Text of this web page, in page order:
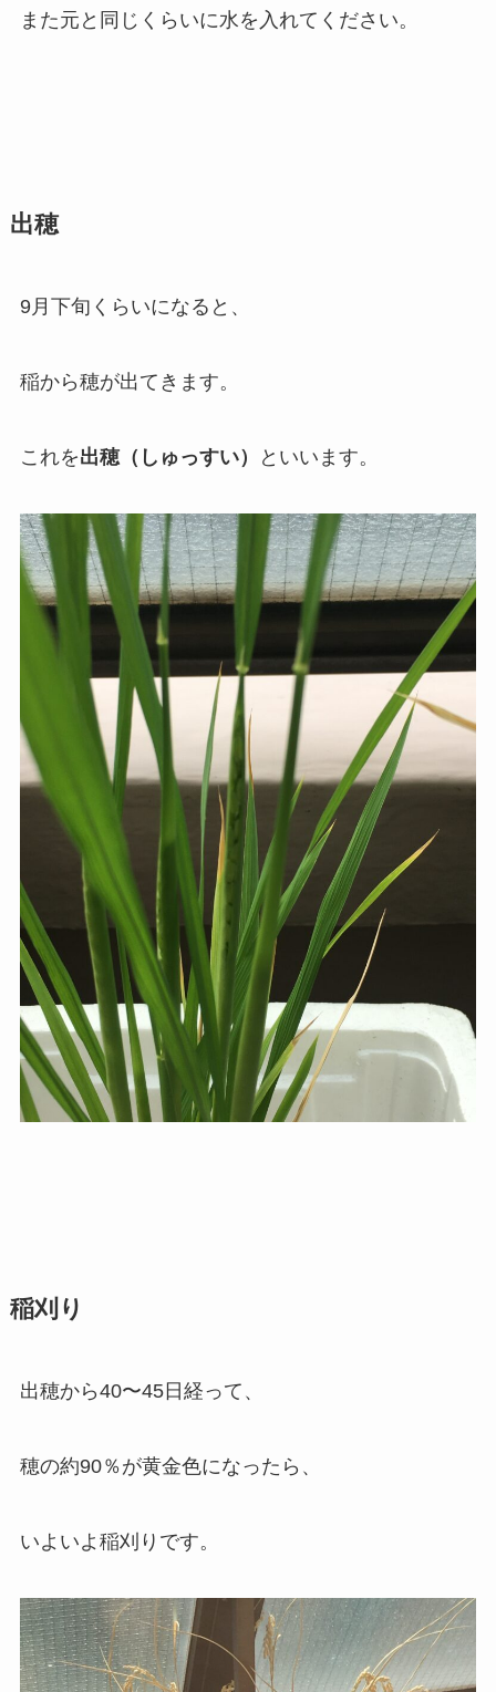
また元と同じくらいに水を入れてください。
出穂
9月下旬くらいになると、
稲から穂が出てきます。
これを出穂（しゅっすい） といいます。
稲刈り
出穂から40〜45日経って、
穂の約90％が黄金色になったら、
いよいよ稲刈りです。